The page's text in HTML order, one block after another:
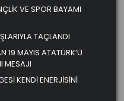
VE SPOR BAYAMI
TAÇLANDI
19 MAYIS ATATÜRK’Ü
MESAJI
KENDİ ENERJİSİNİ